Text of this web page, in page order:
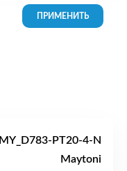
MY_D783-PT20-4-N
Maytoni